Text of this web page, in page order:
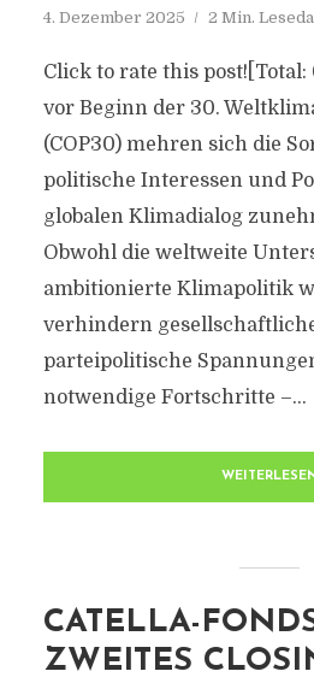
4. Dezember 2025 2 Min.
Click to rate this
vor Beginn der 30.
(COP30) mehren sich die
politische Interessen und
globalen Klimadialog
Obwohl die weltweite
ambitionierte Klimapolitik
verhindern
parteipolitische
notwendige Fortschritte –...
CATELLA-
ZWEITES